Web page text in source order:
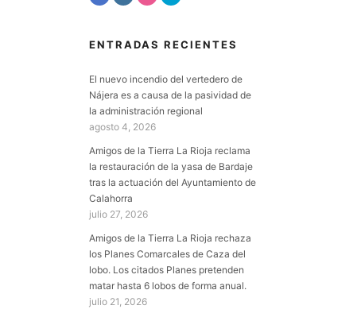
ENTRADAS RECIENTES
El nuevo incendio del vertedero de
Nájera es a causa de la pasividad de
la administración regional
agosto 4, 2026
Amigos de la Tierra La Rioja reclama
la restauración de la yasa de Bardaje
tras la actuación del Ayuntamiento de
Calahorra
julio 27, 2026
Amigos de la Tierra La Rioja rechaza
los Planes Comarcales de Caza del
lobo. Los citados Planes pretenden
matar hasta 6 lobos de forma anual.
julio 21, 2026